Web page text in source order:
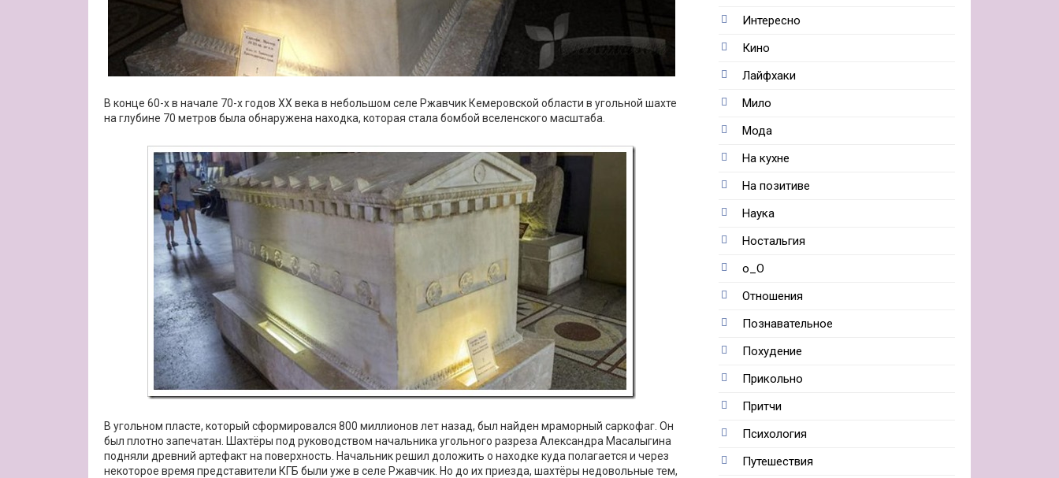
В конце 60-х в начале 70-х годов XX века в небольшом селе Ржавчик Кемеровской области в угольной шахте
на глубине 70 метров была обнаружена находка, которая стала бомбой вселенского масштаба.
В угольном пласте, который сформировался 800 миллионов лет назад, был найден мраморный саркофаг. Он
был плотно запечатан. Шахтёры под руководством начальника угольного разреза Александра Масалыгина
подняли древний артефакт на поверхность. Начальник решил доложить о находке куда полагается и через
некоторое время представители КГБ были уже в селе Ржавчик. Но до их приезда, шахтёры недовольные тем,
Интересно
Кино
Лайфхаки
Мило
Мода
На кухне
На позитиве
Наука
Ностальгия
о_О
Отношения
Познавательное
Похудение
Прикольно
Притчи
Психология
Путешествия